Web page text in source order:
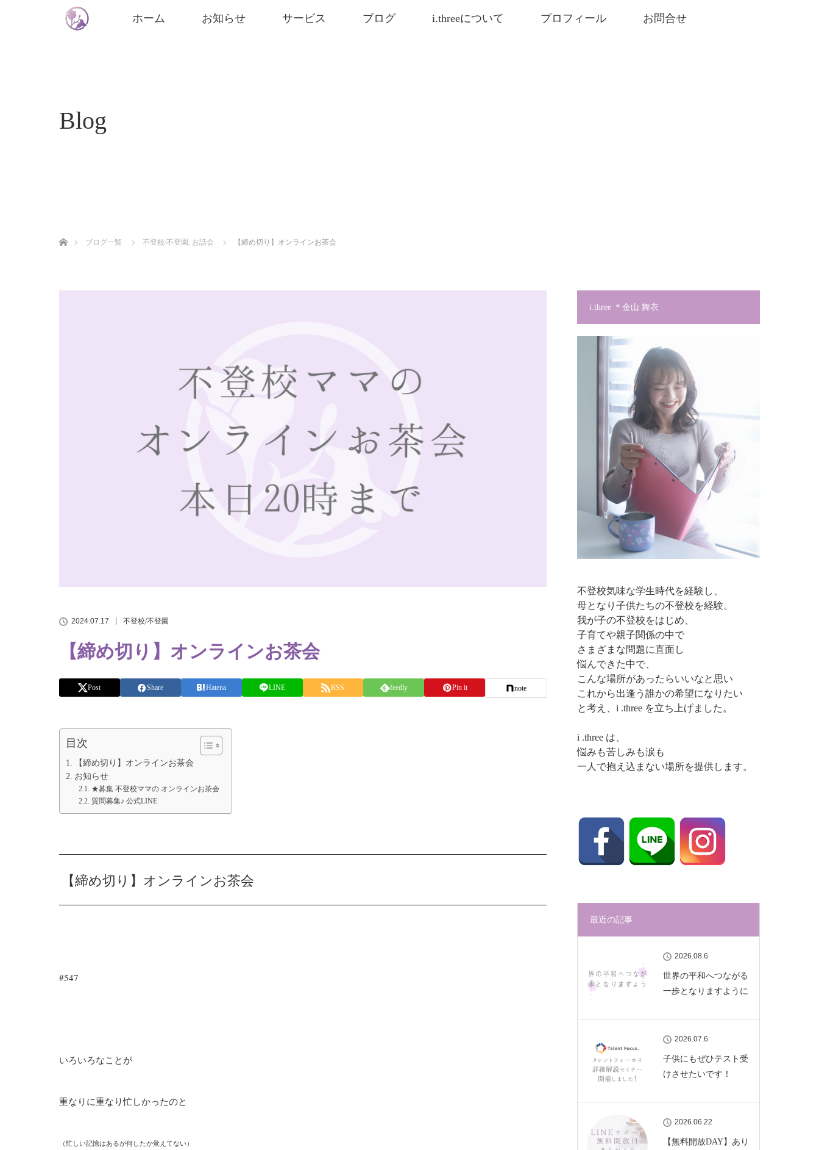
ホーム お知らせ サービス ブログ i.threeについて プロフィール お問合せ
Blog
ブログ一覧
不登校/不登園 , お話会 【締め切り】オンラインお茶会
2024.07.17 不登校/不登園
【締め切り】オンラインお茶会
Post Share Hatena LINE RSS feedly Pin it note
目次
【締め切り】オンラインお茶会
お知らせ
★募集 不登校ママの オンラインお茶会
質問募集♪ 公式LINE
【締め切り】オンラインお茶会
#547
いろいろなことが
重なりに重なり忙しかったのと
（忙しい記憶はあるが何したか覚えてない）
i.three ＊金山 舞衣
不登校気味な学生時代を経験し、
母となり子供たちの不登校を経験。
我が子の不登校をはじめ、
子育てや親子関係の中で
さまざまな問題に直面し
悩んできた中で、
こんな場所があったらいいなと思い
これから出逢う誰かの希望になりたい
と考え、i .three を立ち上げました。
i .three は、
悩みも苦しみも涙も
一人で抱え込まない場所を提供します。
最近の記事
2026.08.6
世界の平和へつながる
一歩となりますように
2026.07.6
子供にもぜひテスト受
けさせたいです！
2026.06.22
【無料開放DAY】あり